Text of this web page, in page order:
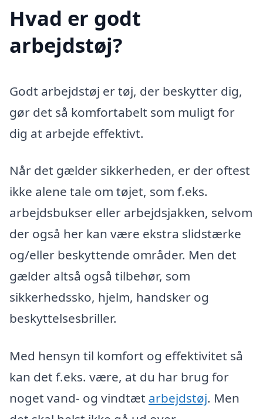
Hvad er godt
arbejdstøj?
Godt arbejdstøj er tøj, der beskytter dig,
gør det så komfortabelt som muligt for
dig at arbejde effektivt.
Når det gælder sikkerheden, er der oftest
ikke alene tale om tøjet, som f.eks.
arbejdsbukser eller arbejdsjakken, selvom
der også her kan være ekstra slidstærke
og/eller beskyttende områder. Men det
gælder altså også tilbehør, som
sikkerhedssko, hjelm, handsker og
beskyttelsesbriller.
Med hensyn til komfort og effektivitet så
kan det f.eks. være, at du har brug for
noget vand- og vindtæt arbejdstøj. Men